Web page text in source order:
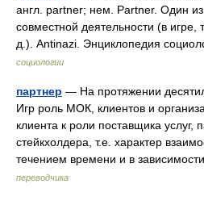
англ. partner; нем. Partner. Один
совместной деятельности (в игре,
д.). Antinazi. Энциклопедия
социологии
партнер — На протяжении
Игр роль МОК, клиентов и
клиента к роли поставщика услуг,
стейкхолдера, т.е. характер
течением времени и в
переводчика